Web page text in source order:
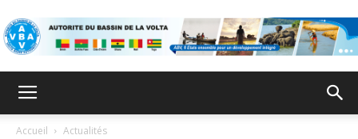
Accueil Actualités